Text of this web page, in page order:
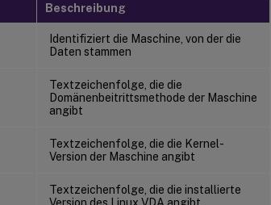
Beschreibung
Identifiziert die Maschine, von der die
Daten stammen
Textzeichenfolge, die die
Domänenbeitrittsmethode der Maschine
angibt
Textzeichenfolge, die die Kernel-
Version der Maschine angibt
Textzeichenfolge, die die installierte
Version des Linux VDA angibt.